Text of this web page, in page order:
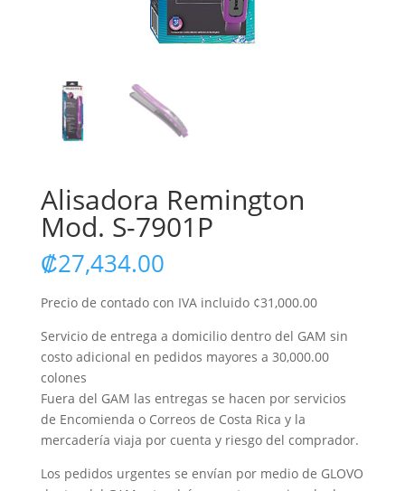
Alisadora Remington
Mod. S-7901P
₡27,434.00
Precio de contado con IVA incluido ¢31,000.00
Servicio de entrega a domicilio dentro del GAM sin
costo adicional en pedidos mayores a 30,000.00
colones
Fuera del GAM las entregas se hacen por servicios
de Encomienda o Correos de Costa Rica y la
mercadería viaja por cuenta y riesgo del comprador.
Los pedidos urgentes se envían por medio de GLOVO